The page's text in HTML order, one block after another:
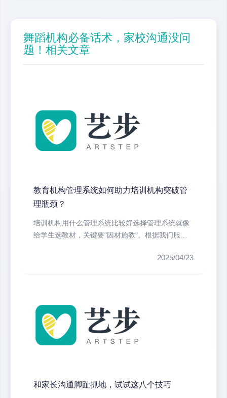
舞蹈机构必备话术，家校沟通没问
题！相关文章
教育机构管理系统如何助力培训机构突破管
理瓶颈？
培训机构用什么管理系统比较好选择管理系统就像
给学生选教材，关键要"因材施教"。根据我们服务
2025/04/23
和家长沟通脚趾抓地，试试这八个技巧